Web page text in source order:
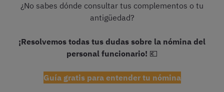
¿No sabes dónde consultar tus complementos o tu
antigüedad?
¡Resolvemos todas tus dudas sobre la nómina del
personal funcionario! 💶
Guía gratis para entender tu nómina